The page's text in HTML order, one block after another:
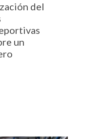
del
un